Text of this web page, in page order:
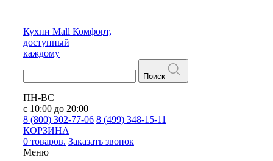
Кухни Mall Комфорт,
доступный
каждому
Поиск
ПН-ВС
с 10:00 до 20:00
8 (800) 302-77-06 8 (499) 348-15-11
КОРЗИНА
0 товаров. Заказать звонок
Меню